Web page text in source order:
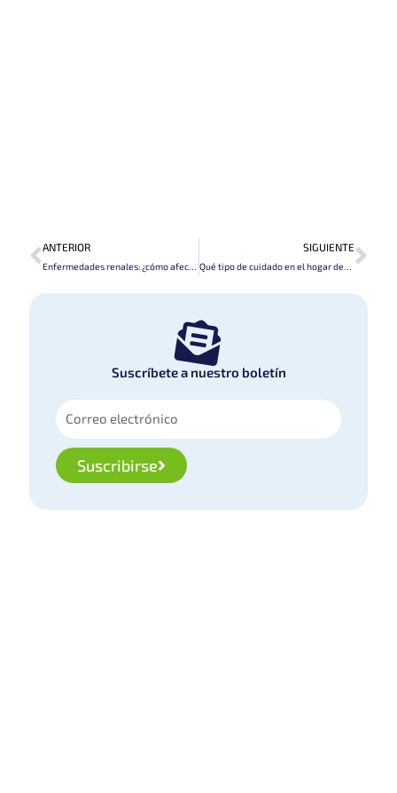
Prev
ANTERIOR
Enfermedades renales: ¿cómo afectan la vida personal?
SIGUIENTE
Qué tipo de cuidado en el hogar debe tener un paciente con trasplante de riñón
Suscríbete a nuestro boletín
Suscribirse